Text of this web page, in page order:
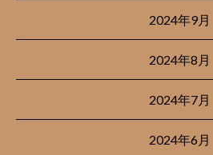
2024年9月
2024年8月
2024年7月
2024年6月